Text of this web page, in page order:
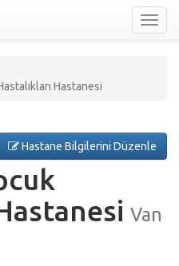
nav
Hastanesi
Hastane Bilgilerini Düzenle
Van